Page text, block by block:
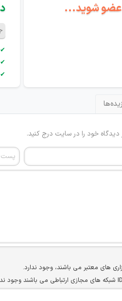
عضو شوید...
✔
✔
✔
دیدگاه خود را در سایت درج کنید.
های معتبر می باشند، وجود ندارد.